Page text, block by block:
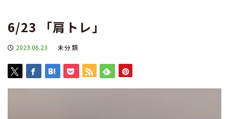
6/23 「肩トレ」
2023.06.23 未分類